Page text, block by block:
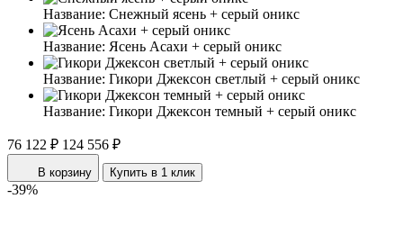
Название: Снежный ясень + серый оникс
Название: Ясень Асахи + серый оникс
Название: Гикори Джексон светлый + серый оникс
Название: Гикори Джексон темный + серый оникс
76 122 ₽ 124 556 ₽
В корзину Купить в 1 клик
-39%